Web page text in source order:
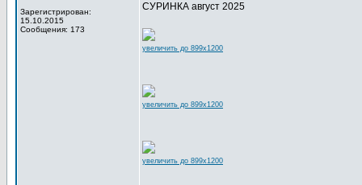
Зарегистрирован:
15.10.2015
Сообщения: 173
СУРИНКА август 2025
увеличить до 899x1200
увеличить до 899x1200
увеличить до 899x1200